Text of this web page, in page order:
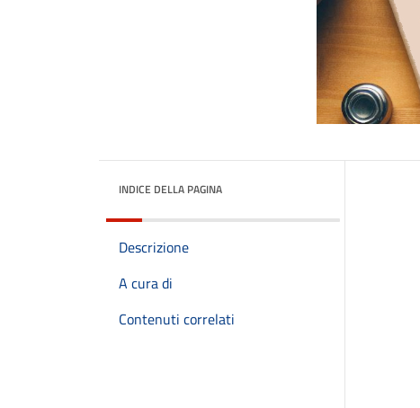
INDICE DELLA PAGINA
Descrizione
A cura di
Contenuti correlati